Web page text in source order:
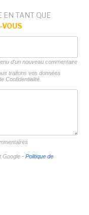
EN TANT QUE
d'un nouveau commentaire
traitons vos données
Confidentialité.
Google - Politique de